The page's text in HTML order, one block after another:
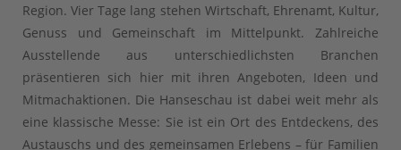
Region. Vier Tage lang stehen Wirtschaft, Ehrenamt, Kultur,
Genuss und Gemeinschaft im Mittelpunkt. Zahlreiche
Ausstellende aus unterschiedlichsten Branchen
präsentieren sich hier mit ihren Angeboten, Ideen und
Mitmachaktionen. Die Hanseschau ist dabei weit mehr als
eine klassische Messe: Sie ist ein Ort des Entdeckens, des
Austauschs und des gemeinsamen Erlebens – für Familien